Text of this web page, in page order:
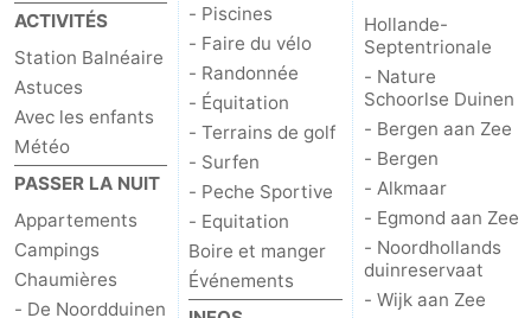
ACTIVITÉS
Station Balnéaire
Astuces
Avec les enfants
Météo
PASSER LA NUIT
Appartements
Campings
Chaumières
- De Noordduinen
- Piscines
- Faire du vélo
- Randonnée
- Équitation
- Terrains de golf
- Surfen
- Peche Sportive
- Equitation
Boire et manger
Événements
Hollande-
Septentrionale
- Nature
Schoorlse Duinen
- Bergen aan Zee
- Bergen
- Alkmaar
- Egmond aan Zee
- Noordhollands
duinreservaat
- Wijk aan Zee